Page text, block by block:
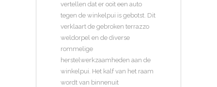
vertellen dat er ooit een auto
tegen de winkelpui is gebotst. Dit
verklaart de gebroken terrazzo
weldorpel en de diverse
rommelige
herstelwerkzaamheden aan de
winkelpui. Het kalf van het raam
wordt van binnenuit